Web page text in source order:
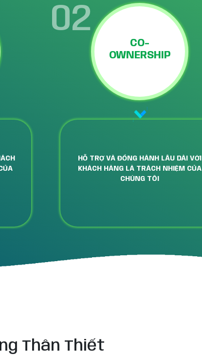
02
CO-
OWNERSHIP
HỖ TRỢ VÀ ĐỒNG HÀNH LÂU DÀI VỚI
KHÁCH HÀNG LÀ TRÁCH NHIỆM CỦA
CHÚNG TÔI
Thân Thiết